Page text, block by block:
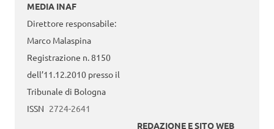
MEDIA INAF
Direttore responsabile:
Marco Malaspina
Registrazione n. 8150
dell’11.12.2010 presso il
Tribunale di Bologna
ISSN 2724-2641
REDAZIONE E SITO WEB